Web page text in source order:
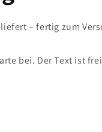
– fertig zum
bei. Der Text ist